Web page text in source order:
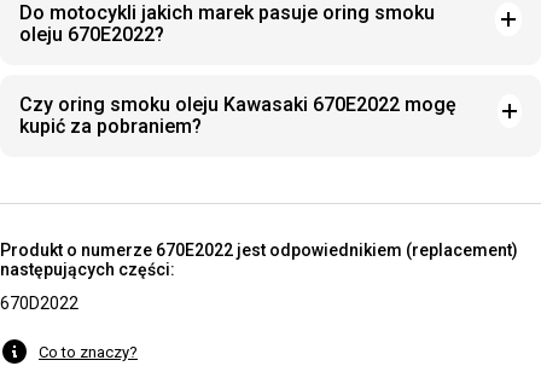
Do motocykli jakich marek pasuje oring smoku
oleju 670E2022?
Czy oring smoku oleju Kawasaki 670E2022 mogę
kupić za pobraniem?
Produkt o numerze 670E2022 jest odpowiednikiem (replacement)
następujących części:
670D2022
Co to znaczy?